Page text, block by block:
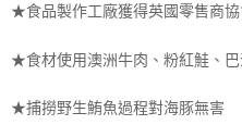
★食品製作工廠獲得英國零售商
★食材使用澳洲牛肉、粉紅鮭、
★捕撈野生鮪魚過程對海豚無害